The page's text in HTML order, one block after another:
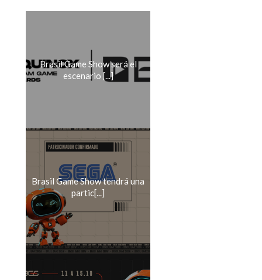
Brasil Game Show será el
escenario [...]
Brasil Game Show tendrá una
partic[...]